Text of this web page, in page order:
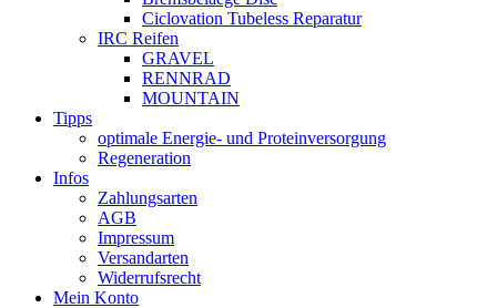
Ciclovation Tubeless Reparatur
IRC Reifen
GRAVEL
RENNRAD
MOUNTAIN
Tipps
optimale Energie- und Proteinversorgung
Regeneration
Infos
Zahlungsarten
AGB
Impressum
Versandarten
Widerrufsrecht
Mein Konto